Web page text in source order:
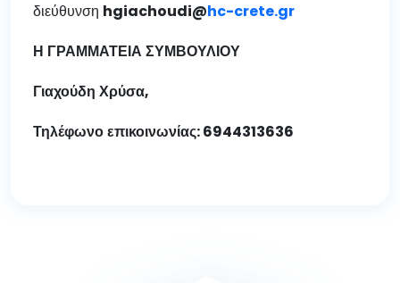
διεύθυνση hgiachoudi@hc-crete.gr
Η ΓΡΑΜΜΑΤΕΙΑ ΣΥΜΒΟΥΛΙΟΥ
Γιαχούδη Χρύσα,
Τηλέφωνοεπικοινωνίας: 6944313636